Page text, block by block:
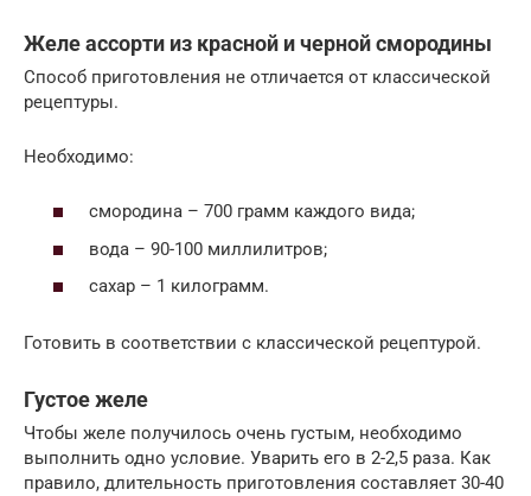
Желе ассорти из красной и черной смородины
Способ приготовления не отличается от классической
рецептуры.
Необходимо:
смородина – 700 грамм каждого вида;
вода – 90-100 миллилитров;
сахар – 1 килограмм.
Готовить в соответствии с классической рецептурой.
Густое желе
Чтобы желе получилось очень густым, необходимо
выполнить одно условие. Уварить его в 2-2,5 раза. Как
правило, длительность приготовления составляет 30-40